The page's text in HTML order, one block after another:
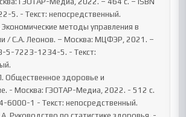
5. - Текст: непосредственный.
методы управления в
/ С.А. Леонов. – Москва: МЦФЭР, 2021. –
5-7223-1234-5. - Текст:
Общественное здоровье и
- Москва: ГЭОТАР-Медиа, 2022. - 512 с.
6000-1 - Текст: непосредственный.